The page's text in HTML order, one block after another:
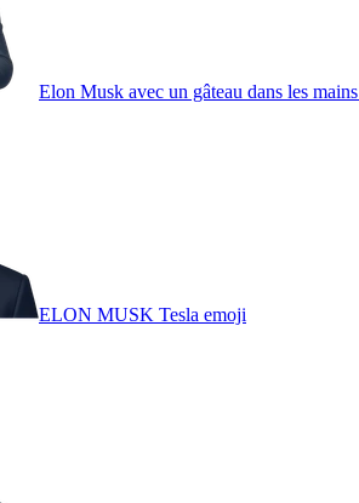
Elon Musk avec un gâteau dans les mains
ELON MUSK Tesla emoji